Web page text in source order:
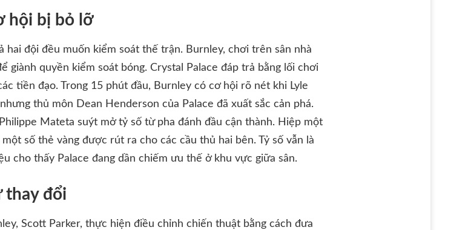
hội bị bỏ lỡ
hai đội đều muốn kiểm soát thế trận. Burnley, chơi trên sân nhà
giành quyền kiểm soát bóng. Crystal Palace đáp trả bằng lối chơi
tiền đạo. Trong 15 phút đầu, Burnley có cơ hội rõ nét khi Lyle
thủ môn Dean Henderson của Palace đã xuất sắc cản phá.
Mateta suýt mở tỷ số từ pha đánh đầu cận thành. Hiệp một
số thẻ vàng được rút ra cho các cầu thủ hai bên. Tỷ số vẫn là
cho thấy Palace đang dần chiếm ưu thế ở khu vực giữa sân.
thay đổi
Scott Parker, thực hiện điều chỉnh chiến thuật bằng cách đưa